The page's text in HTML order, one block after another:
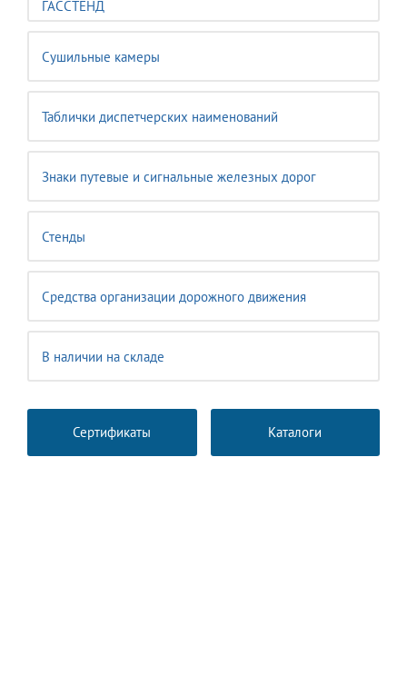
ГАССТЕНД
Сушильные камеры
Таблички диспетчерских наименований
Знаки путевые и сигнальные железных дорог
Стенды
Средства организации дорожного движения
В наличии на складе
Сертификаты Каталоги